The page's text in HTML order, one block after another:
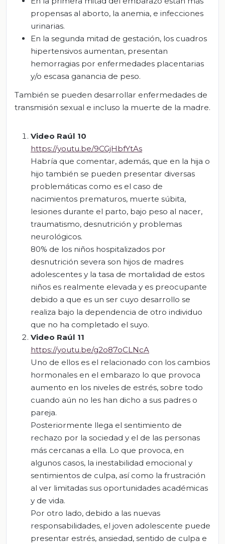
propensas al aborto, la anemia, e infecciones
urinarias.
En la segunda mitad de gestación, los cuadros
hipertensivos aumentan, presentan
hemorragias por enfermedades placentarias
y/o escasa ganancia de peso.
También se pueden desarrollar enfermedades de
transmisión sexual e incluso la muerte de la madre.
Video Raúl 10
https://youtu.be/9CGjHbfYtAs
Habría que comentar, además, que en la hija o
hijo también se pueden presentar diversas
problemáticas como es el caso de
nacimientos prematuros, muerte súbita,
lesiones durante el parto, bajo peso al nacer,
traumatismo, desnutrición y problemas
neurológicos.
80% de los niños hospitalizados por
desnutrición severa son hijos de madres
adolescentes y la tasa de mortalidad de estos
niños es realmente elevada y es preocupante
debido a que es un ser cuyo desarrollo se
realiza bajo la dependencia de otro individuo
que no ha completado el suyo.
Video Raúl 11
https://youtu.be/g2o87oCLNcA
Uno de ellos es el relacionado con los cambios
hormonales en el embarazo lo que provoca
aumento en los niveles de estrés, sobre todo
cuando aún no les han dicho a sus padres o
pareja.
Posteriormente llega el sentimiento de
rechazo por la sociedad y el de las personas
más cercanas a ella. Lo que provoca, en
algunos casos, la inestabilidad emocional y
sentimientos de culpa, así como la frustración
al ver limitadas sus oportunidades académicas
y de vida.
Por otro lado, debido a las nuevas
responsabilidades, el joven adolescente puede
presentar estrés, ansiedad, sentido de culpa e